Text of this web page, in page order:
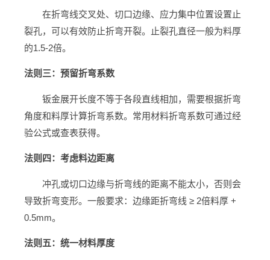
在折弯线交叉处、切口边缘、应力集中位置设置止
裂孔，可以有效防止折弯开裂。止裂孔直径一般为料厚
的1.5-2倍。
法则三：预留折弯系数
钣金展开长度不等于各段直线相加，需要根据折弯
角度和料厚计算折弯系数。常用材料折弯系数可通过经
验公式或查表获得。
法则四：考虑料边距离
冲孔或切口边缘与折弯线的距离不能太小，否则会
导致折弯变形。一般要求：边缘距折弯线 ≥ 2倍料厚 +
0.5mm。
法则五：统一材料厚度